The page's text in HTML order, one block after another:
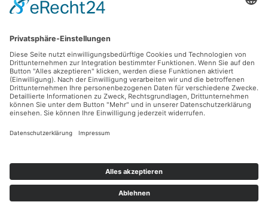
Zahlungsarten
Sicher Einkaufen
Ladengeschäft
Newsletter
Facebook Instagram